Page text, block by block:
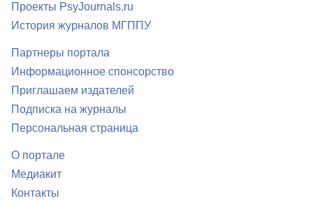
Проекты PsyJournals.ru
История журналов МГППУ
Партнеры портала
Информационное спонсорство
Приглашаем издателей
Подписка на журналы
Персональная страница
О портале
Медиакит
Контакты